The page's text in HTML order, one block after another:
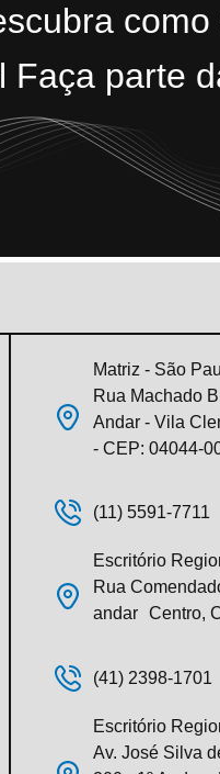
como
Faça parte
Matriz - São
Rua Machado
Andar - Vila
- CEP: 04044-
(11) 5591-7711
Escritório
Rua
andar Centro,
(41) 2398-1701
Escritório
Av. José Silva